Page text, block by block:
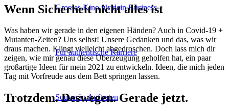
Grosses Kino für dein Business
Für authentische Karriere
Souverän Auftreten
Wenn Sicherheit nicht alles ist
Was haben wir gerade in den eigenen Händen? Auch in Covid-19 +
Mutanten-Zeiten? Uns selbst! Unsere Gedanken und das, was wir
draus machen. Klingt vielleicht abgedroschen. Doch lass mich dir
zeigen, wie mir genau diese Überzeugung geholfen hat, ein paar
großartige Ideen für mein 2021 zu entwickeln. Ideen, die mich jeden
Tag mit Vorfreude aus dem Bett springen lassen.
Trotzdem. Deswegen. Gerade jetzt.